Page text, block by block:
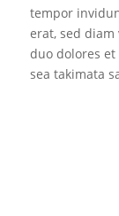
tempor
erat, sed diam
duo dolores
sea takimata